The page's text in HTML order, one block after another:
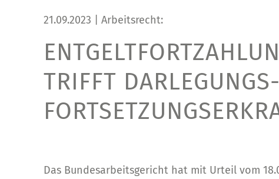
21.09.2023 | Arbeitsrecht:
TRIFFT
Das Bundesarbeitsgericht hat mit Urteil vom